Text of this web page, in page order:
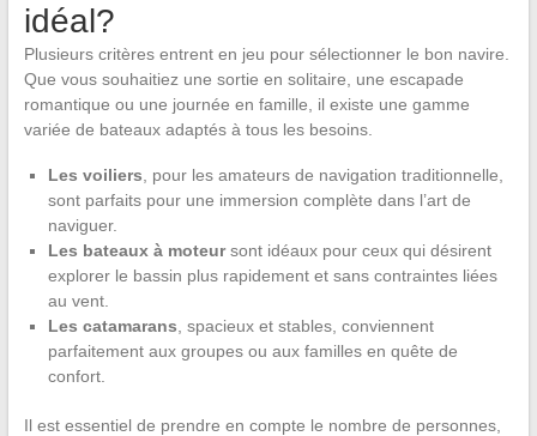
idéal?
Plusieurs critères entrent en jeu pour sélectionner le bon navire.
Que vous souhaitiez une sortie en solitaire, une escapade
romantique ou une journée en famille, il existe une gamme
variée de bateaux adaptés à tous les besoins.
Les voiliers , pour les amateurs de navigation traditionnelle,
sont parfaits pour une immersion complète dans l’art de
naviguer.
Les bateaux à moteursont idéaux pour ceux qui désirent
explorer le bassin plus rapidement et sans contraintes liées
au vent.
Les catamarans , spacieux et stables, conviennent
parfaitement aux groupes ou aux familles en quête de
confort.
Il est essentiel de prendre en compte le nombre de personnes,